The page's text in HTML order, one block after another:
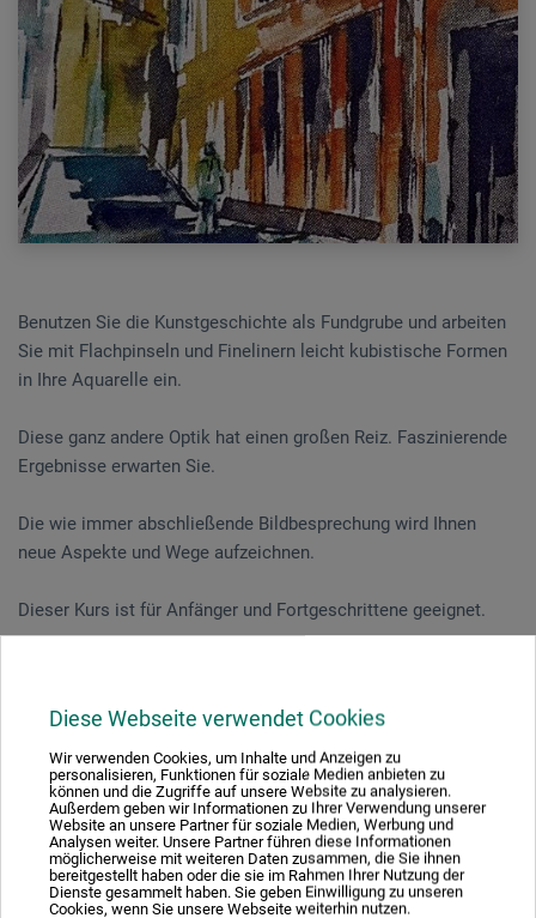
Diese Webseite verwendet Cookies
Wir verwenden Cookies, um Inhalte und Anzeigen zu
personalisieren, Funktionen für soziale Medien anbieten zu
können und die Zugriffe auf unsere Website zu analysieren.
Außerdem geben wir Informationen zu Ihrer Verwendung unserer
Website an unsere Partner für soziale Medien, Werbung und
Analysen weiter. Unsere Partner führen diese Informationen
möglicherweise mit weiteren Daten zusammen, die Sie ihnen
bereitgestellt haben oder die sie im Rahmen Ihrer Nutzung der
Dienste gesammelt haben. Sie geben Einwilligung zu unseren
Cookies, wenn Sie unsere Webseite weiterhin nutzen.
Benutzen Sie die Kunstgeschichte als Fundgrube und arbeiten
Sie mit Flachpinseln und Finelinern leicht kubistische Formen
in Ihre Aquarelle ein.
Diese ganz andere Optik hat einen großen Reiz. Faszinierende
Ergebnisse erwarten Sie.
Die wie immer abschließende Bildbesprechung wird Ihnen
neue Aspekte und Wege aufzeichnen.
Dieser Kurs ist für Anfänger und Fortgeschrittene geeignet.
10. Jul. 2026
10:30 - 16:30 Uhr
Sie schauen derzeitig auf eine vergangene
Veranstaltung